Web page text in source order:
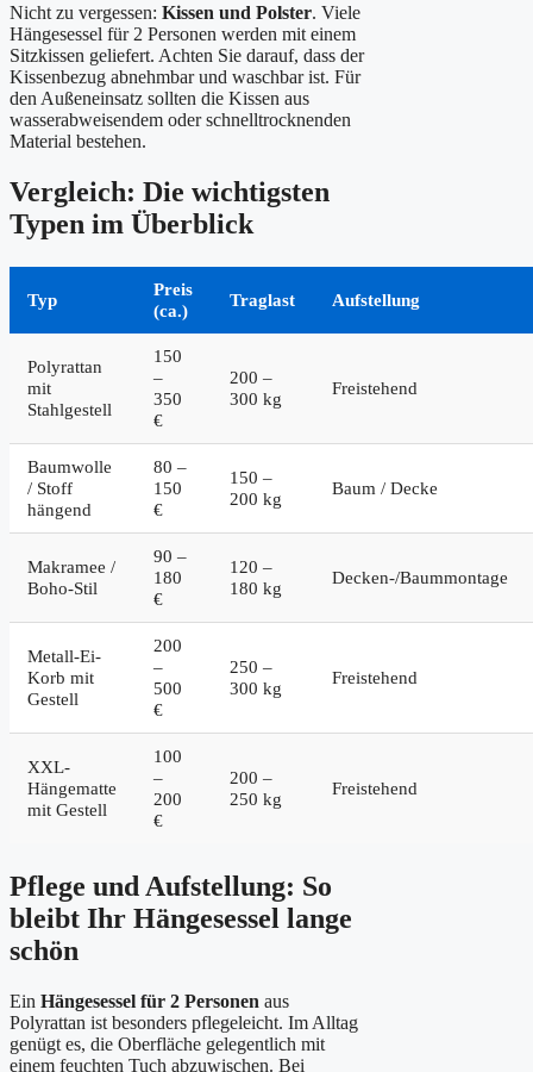
Nicht zu vergessen: Kissen und Polster. Viele
Hängesessel für 2 Personen werden mit einem
Sitzkissen geliefert. Achten Sie darauf, dass der
Kissenbezug abnehmbar und waschbar ist. Für
den Außeneinsatz sollten die Kissen aus
wasserabweisendem oder schnelltrocknenden
Material bestehen.
Vergleich: Die wichtigsten
Typen im Überblick
Typ
Preis
(ca.)
Traglast Aufstellung
Polyrattan
mit
Stahlgestell
150
–
350
€
200 –
300 kg
Freistehend
Baumwolle
/ Stoff
hängend
80 –
150
€
150 –
200 kg
Baum / Decke
Makramee /
Boho-Stil
90 –
180
€
120 –
180 kg
Decken-/Baummontage
Metall-Ei-
Korb mit
Gestell
200
–
500
€
250 –
300 kg
Freistehend
XXL-
Hängematte
mit Gestell
100
–
200
€
200 –
250 kg
Freistehend
Pflege und Aufstellung: So
bleibt Ihr Hängesessel lange
schön
Ein Hängesessel für 2 Personen aus
Polyrattan ist besonders pflegeleicht. Im Alltag
genügt es, die Oberfläche gelegentlich mit
einem feuchten Tuch abzuwischen. Bei